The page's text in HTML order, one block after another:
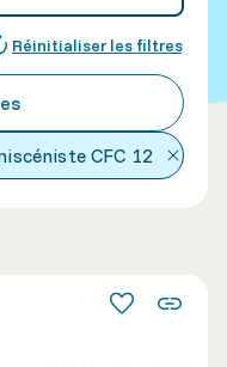
Réinitialiser les filtres
CFC 12